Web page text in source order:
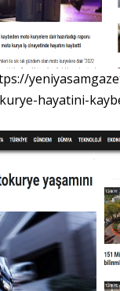
hayatini-